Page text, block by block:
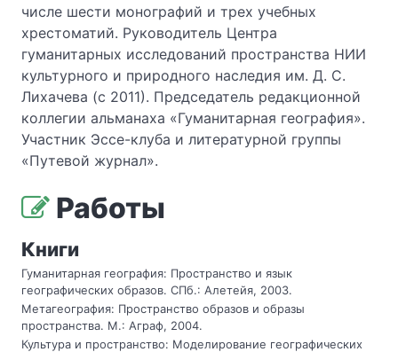
числе шести монографий и трех учебных
хрестоматий. Руководитель Центра
гуманитарных исследований пространства НИИ
культурного и природного наследия им. Д. С.
Лихачева (с 2011). Председатель редакционной
коллегии альманаха «Гуманитарная география».
Участник Эссе-клуба и литературной группы
«Путевой журнал».
Работы
Книги
Гуманитарная география: Пространство и язык
географических образов. СПб.: Алетейя, 2003.
Метагеография: Пространство образов и образы
пространства. М.: Аграф, 2004.
Культура и пространство: Моделирование географических